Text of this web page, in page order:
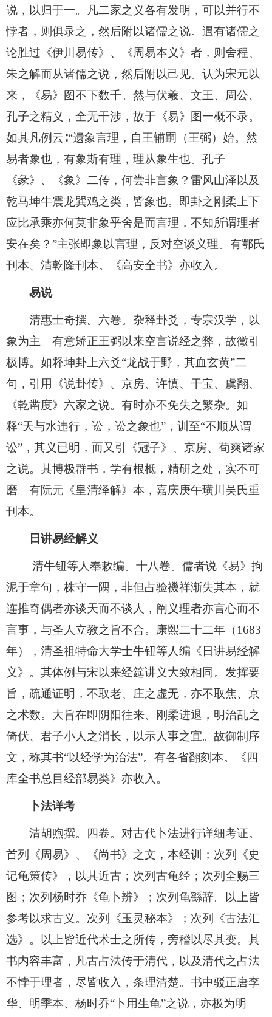
说，以归于一。凡二家之义各有发明，可以并行不
悖者，则俱录之，然后附以诸儒之说。遇有诸儒之
论胜过《伊川易传》、《周易本义》者，则舍程、
朱之解而从诸儒之说，然后附以己见。认为宋元以
来，《易》图不下数千。然与伏羲、文王、周公、
孔子之精义，全无干涉，故于《易》图一概不录。
如其凡例云∶“遗象言理，自王辅嗣（王弼）始。然
易者象也，有象斯有理，理从象生也。孔子
《彖》、《象》二传，何尝非言象？雷风山泽以及
乾马坤牛震龙巽鸡之类，皆象也。即卦之刚柔上下
应比承乘亦何莫非象乎舍是而言理，不知所谓理者
安在矣？”主张即象以言理，反对空谈义理。有鄂氏
刊本、清乾隆刊本。《高安全书》亦收入。
易说
清惠士奇撰。六卷。杂释卦爻，专宗汉学，以
象为主。有意矫正王弼以来空言说经之弊，故徵引
极博。如释坤卦上六爻“龙战于野，其血玄黄”二
句，引用《说卦传》、京房、许慎、干宝、虞翻、
《乾凿度》六家之说。有时亦不免失之繁杂。如
释“天与水违行，讼，讼之象也”，训至“不顺从谓
讼”，其义已明，而又引《冠子》、京房、荀爽诸家
之说。其博极群书，学有根柢，精研之处，实不可
磨。有阮元《皇清绎解》本，嘉庆庚午璜川吴氏重
刊本。
日讲易经解义
清牛钮等人奉敕编。十八卷。儒者说《易》拘
泥于章句，株守一隅，非但占验禨祥渐失其本，就
连推奇偶者亦谈天而不谈人，阐义理者亦言心而不
言事，与圣人立教之旨不合。康熙二十二年（1683
年），清圣祖特命大学士牛钮等人编《日讲易经解
义》。其体例与宋以来经筵讲义大致相同。发挥要
旨，疏通证明，不取老、庄之虚无，亦不取焦、京
之术数。大旨在即阴阳往来、刚柔进退，明治乱之
倚伏、君子小人之消长，以示人事之宜。故御制序
文，称其书“以经学为治法”。有各省翻刻本。《四
库全书总目经部易类》亦收入。
卜法详考
清胡煦撰。四卷。对古代卜法进行详细考证。
首列《周易》、《尚书》之文，本经训；次列《史
记龟策传》，以其近古；次列古龟经；次列全赐三
图；次列杨时乔《龟卜辨》；次列龟繇辞。以上皆
参考以求古义。次列《玉灵秘本》；次列《古法汇
选》。以上皆近代术士之所传，旁稽以尽其变。其
书内容丰富，凡古占法传于清代，以及清代之占法
不悖于理者，尽皆收入，条理清楚。书中驳正唐李
华、明季本、杨时乔“卜用生龟”之说，亦极为明